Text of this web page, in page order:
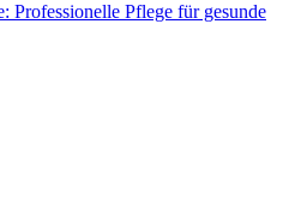
Professionelle Pflege für gesunde